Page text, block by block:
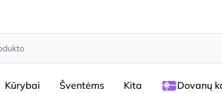
Kūrybai Šventėms Kita Dovanų